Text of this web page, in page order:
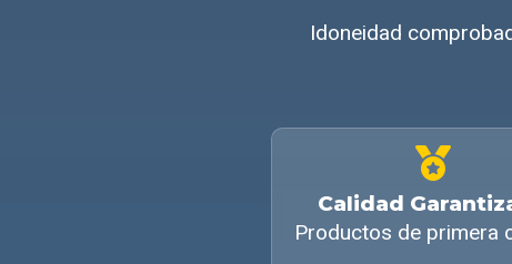
Idoneidad
Calidad
Productos de primera